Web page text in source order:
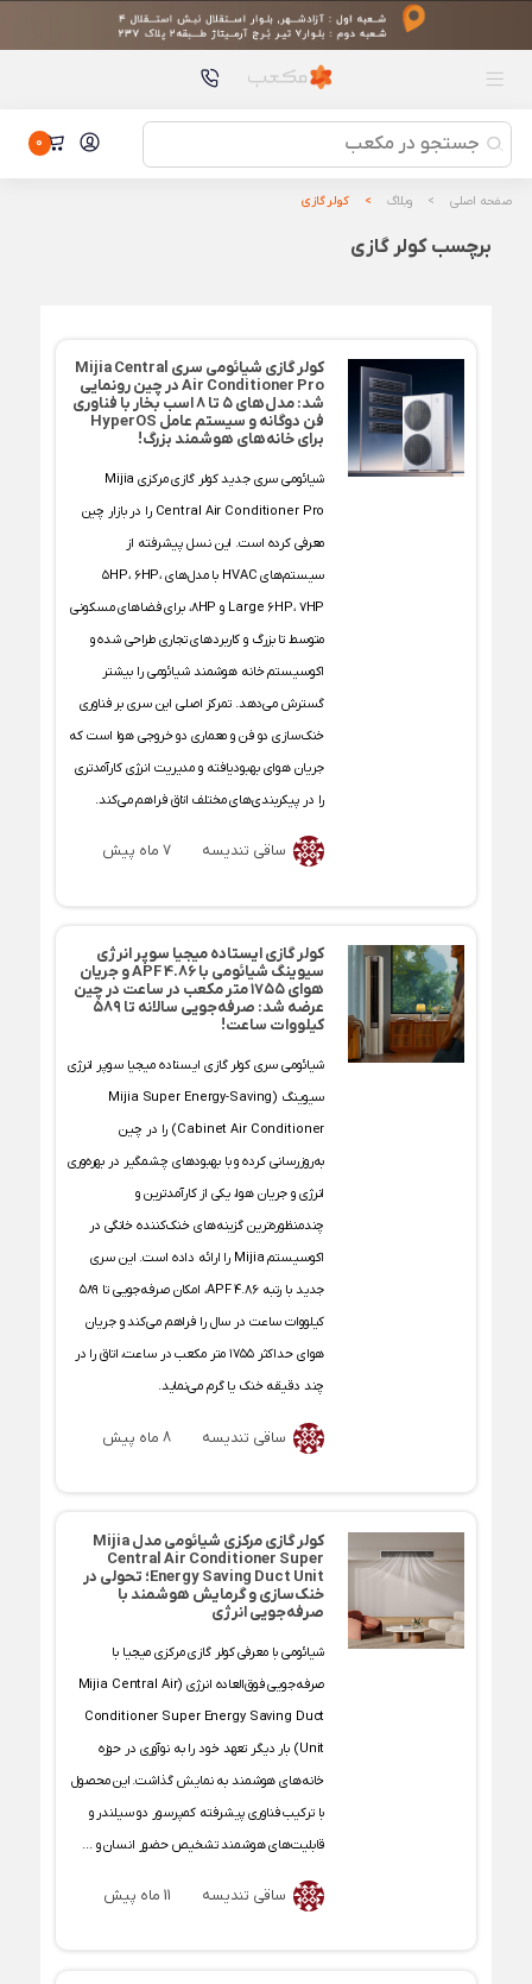
محصولات پیشنهادی
اسپیکر بلوتوثی هوشمند شیائومی مدل Smart Speaker Lite 07G
باتری شیائومی مدل BM5J مناسب برای گوشی Xiaomi 12T
همزن شارژی شیائومی مدل LIVEN DDQ-D2
هندزفری QCY T13 X
07G
باتری شیائومی مدل BM5J مناسب برای گوشی Xiaomi 12T
همزن شارژی شیائومی مدل LIVEN DDQ-D2
0
صفحه اصلی وبلاگ کولر گازی
برچسب کولر گازی
کولر گازی شیائومی سری Mijia Central
Air Conditioner Pro در چین رونمایی
شد: مدل‌های ۵ تا ۸ اسب بخار با فناوری
فن دوگانه و سیستم عامل HyperOS
برای خانه‌های هوشمند بزرگ!
شیائومی سری جدید کولر گازی مرکزی Mijia
Central Air Conditioner Pro را در بازار چین
معرفی کرده است. این نسل پیشرفته از
سیستم‌های HVAC با مدل‌های ۵HP، ۶HP،
Large ۶HP، ۷HP و ۸HP، برای فضاهای مسکونی
متوسط تا بزرگ و کاربردهای تجاری طراحی شده و
اکوسیستم خانه هوشمند شیائومی را بیشتر
گسترش می‌دهد. تمرکز اصلی این سری بر فناوری
خنک‌سازی دو فن و معماری دو خروجی هوا است که
جریان هوای بهبودیافته و مدیریت انرژی کارآمدتری
را در پیکربندی‌های مختلف اتاق فراهم می‌کند.
ساقی تندیسه 7 ماه پیش
کولر گازی ایستاده میجیا سوپر انرژی
سیوینگ شیائومی با APF 4.86 و جریان
هوای ۱۷۵۵ متر مکعب در ساعت در چین
عرضه شد: صرفه‌جویی سالانه تا ۵۸۹
کیلووات ساعت!
شیائومی سری کولر گازی ایستاده میجیا سوپر انرژی
سیوینگ (Mijia Super Energy-Saving
Cabinet Air Conditioner) را در چین
به‌روزرسانی کرده و با بهبودهای چشمگیر در بهره‌وری
انرژی و جریان هوا، یکی از کارآمدترین و
چندمنظوره‌ترین گزینه‌های خنک‌کننده خانگی در
اکوسیستم Mijia را ارائه داده است. این سری
جدید با رتبه APF 4.86، امکان صرفه‌جویی تا ۵۸۹
کیلووات ساعت در سال را فراهم می‌کند و جریان
هوای حداکثر ۱۷۵۵ متر مکعب در ساعت، اتاق را در
چند دقیقه خنک یا گرم می‌نماید.
ساقی تندیسه 8 ماه پیش
کولر گازی مرکزی شیائومی مدل Mijia
Central Air Conditioner Super
Energy Saving Duct Unit؛ تحولی در
خنک‌سازی و گرمایش هوشمند با
صرفه‌جویی انرژی
شیائومی با معرفی کولر گازی مرکزی میجیا با
صرفه‌جویی فوق‌العاده انرژی (Mijia Central Air
Conditioner Super Energy Saving Duct
Unit) بار دیگر تعهد خود را به نوآوری در حوزه
خانه‌های هوشمند به نمایش گذاشت. این محصول
با ترکیب فناوری پیشرفته کمپرسور دو سیلندر و
قابلیت‌های هوشمند تشخیص حضور انسان و ...
ساقی تندیسه 11 ماه پیش